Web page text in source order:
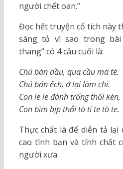
người chết oan.”
Đọc hết truyện cổ tích này
sáng tỏ vì sao trong bài
thang” có 4 câu cuối là:
Chú bán dầu, qua cầu mà té.
Chú bán ếch, ở lại làm chi.
Con le le đánh trống thổi kèn,
Con bìm bịp thổi tò tí te tò te.
Thực chất là để diễn tả lại
cao tình bạn và tính chất
người xưa.